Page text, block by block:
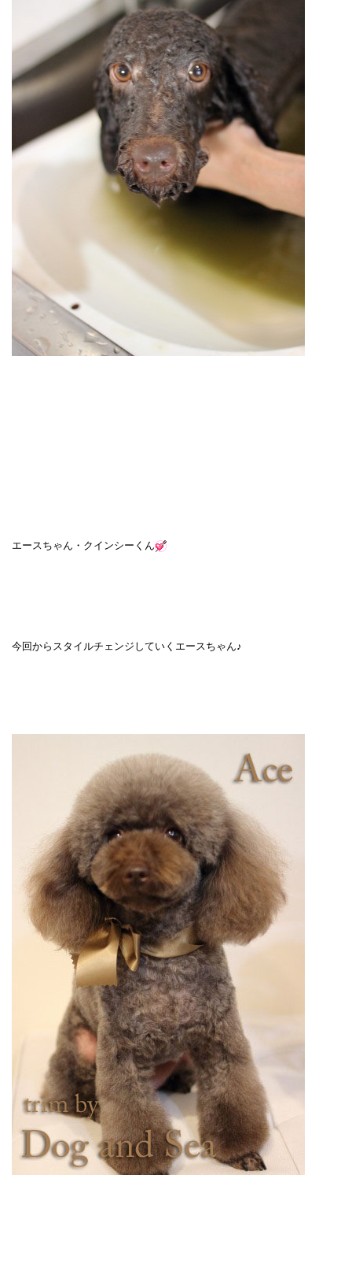
エースちゃん・クインシーくん
今回からスタイルチェンジしていくエースちゃん♪